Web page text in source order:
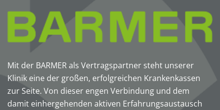
Mit der BARMER als Vertragspartner steht unserer
Klinik eine der großen, erfolgreichen Krankenkassen
zur Seite. Von dieser engen Verbindung und dem
damit einhergehenden aktiven Erfahrungsaustausch